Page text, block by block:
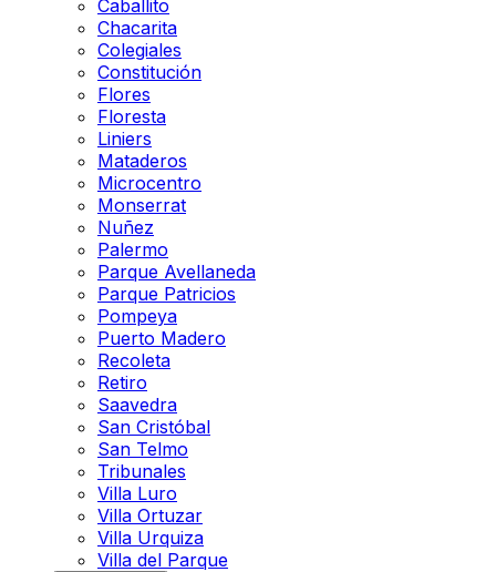
Caballito
Chacarita
Colegiales
Constitución
Flores
Floresta
Liniers
Mataderos
Microcentro
Monserrat
Nuñez
Palermo
Parque Avellaneda
Parque Patricios
Pompeya
Puerto Madero
Recoleta
Retiro
Saavedra
San Cristóbal
San Telmo
Tribunales
Villa Luro
Villa Ortuzar
Villa Urquiza
Villa del Parque